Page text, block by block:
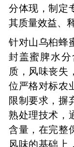
分体现，制定
其质量效益、
针对山乌桕蜂
封盖蜜脾水
质，风味丧失
位严格对标农
限制要求，摒
熟处理技术，
含量，在完整
风味的基础上